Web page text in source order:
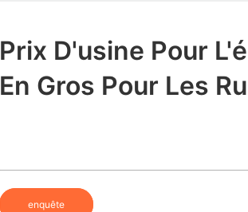
Prix ​​d'usine Pour
En Gros Pour Les
enquête